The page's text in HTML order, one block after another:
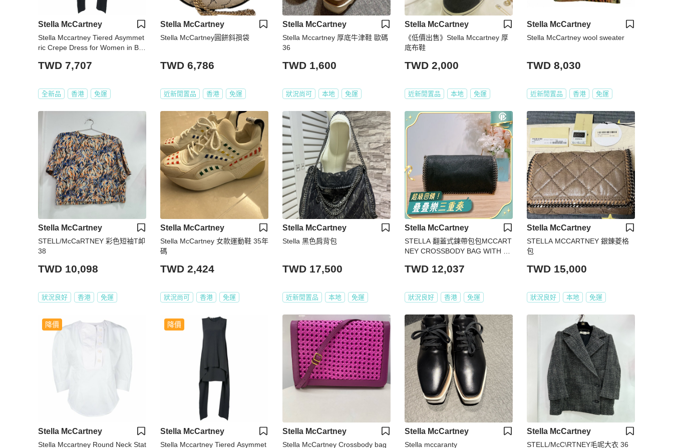
Stella McCartney
Stella Mccartney Tiered Asymmet
ric Crepe Dress for Women in Blu
TWD 7,707
全新品 香港 免運
Stella McCartney
Stella McCartney圓餅斜孭袋
TWD 6,786
近新閒置品 香港 免運
Stella McCartney
Stella Mccartney 厚底牛津鞋 歐碼
36
TWD 1,600
狀況尚可 本地 免運
Stella McCartney
《低價出售》Stella Mccartney 厚
底布鞋
TWD 2,000
近新閒置品 本地 免運
Stella McCartney
Stella McCartney wool sweater
TWD 8,030
近新閒置品 香港 免運
Stella McCartney
STELL/McCaRTNEY 彩色短袖T卹
38
TWD 10,098
狀況良好 香港 免運
Stella McCartney
Stella McCartney 女款運動鞋 35年
碼
TWD 2,424
狀況尚可 香港 免運
Stella McCartney
Stella 黑色肩背包
TWD 17,500
近新閒置品 本地 免運
Stella McCartney
STELLA 翻蓋式鍊帶包包MCCART
NEY CROSSBODY BAG WITH C
TWD 12,037
狀況良好 香港 免運
Stella McCartney
STELLA MCCARTNEY 銀錬菱格
包
TWD 15,000
狀況良好 本地 免運
降價
Stella McCartney
Stella Mccartney Round Neck Stat
降價
Stella McCartney
Stella Mccartney Tiered Asymmet
Stella McCartney
Stella McCartney Crossbody bag
Stella McCartney
Stella mccaranty
Stella McCartney
STELL/McC\RTNEY毛呢大衣 36